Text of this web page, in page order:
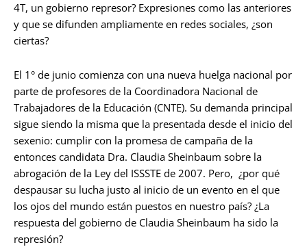
4T, un gobierno represor? Expresiones como las anteriores
y que se difunden ampliamente en redes sociales, ¿son
ciertas?
El 1° de junio comienza con una nueva huelga nacional por
parte de profesores de la Coordinadora Nacional de
Trabajadores de la Educación (CNTE). Su demanda principal
sigue siendo la misma que la presentada desde el inicio del
sexenio: cumplir con la promesa de campaña de la
entonces candidata Dra. Claudia Sheinbaum sobre la
abrogación de la Ley del ISSSTE de 2007. Pero, ¿por qué
despausar su lucha justo al inicio de un evento en el que
los ojos del mundo están puestos en nuestro país? ¿La
respuesta del gobierno de Claudia Sheinbaum ha sido la
represión?